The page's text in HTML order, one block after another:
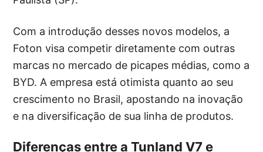
Com a introdução desses novos modelos, a
Foton visa competir diretamente com outras
marcas no mercado de picapes médias, como a
BYD. A empresa está otimista quanto ao seu
crescimento no Brasil, apostando na inovação
e na diversificação de sua linha de produtos.
Diferenças entre a Tunland V7 e